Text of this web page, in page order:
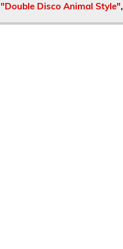
"Double Disco Animal Style",